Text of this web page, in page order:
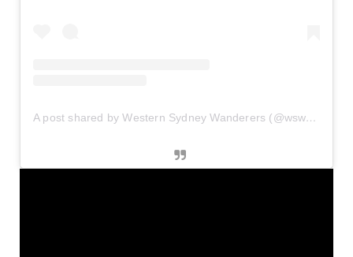
A post shared by Western Sydney Wanderers (@wswanderersfc)